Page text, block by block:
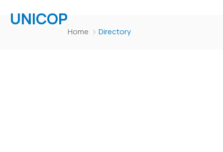
UNICOP
Home Directory